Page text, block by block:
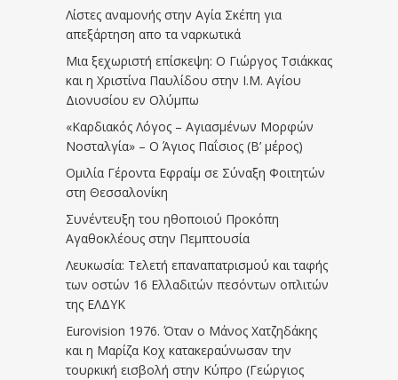
Λίστες αναμονής στην Αγία Σκέπη για
απεξάρτηση απο τα ναρκωτικά
Μια ξεχωριστή επίσκεψη: Ο Γιώργος Τσιάκκας
και η Χριστίνα Παυλίδου στην Ι.Μ. Αγίου
Διονυσίου εν Ολύμπω
«Καρδιακός Λόγος – Αγιασμένων Μορφών
Νοσταλγία» – Ο Άγιος Παΐσιος (Β’ μέρος)
Ομιλία Γέροντα Εφραίμ σε Σύναξη Φοιτητών
στη Θεσσαλονίκη
Συνέντευξη του ηθοποιού Προκόπη
Αγαθοκλέους στην Πεμπτουσία
Λευκωσία: Τελετή επαναπατρισμού και ταφής
των οστών 16 Ελλαδιτών πεσόντων οπλιτών
της ΕΛΔΥΚ
Eurovision 1976. Όταν ο Μάνος Χατζηδάκης
και η Μαρίζα Κοχ κατακεραύνωσαν την
τουρκική εισβολή στην Κύπρο (Γεώργιος